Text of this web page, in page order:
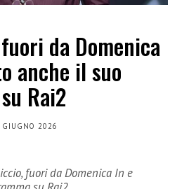
da Domenica
anche il suo
Rai2
GIUGNO 2026
fuori da Domenica In e